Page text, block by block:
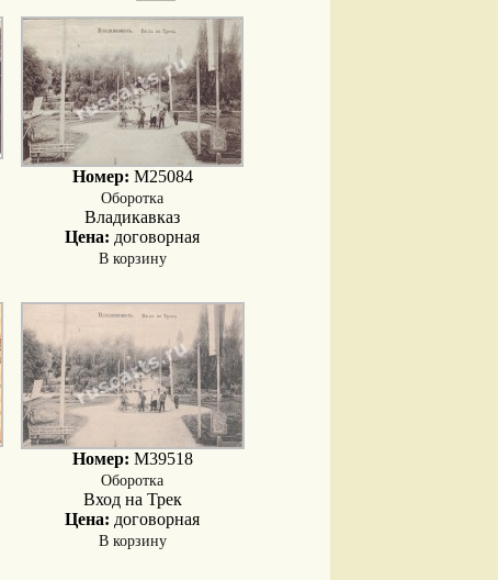
Номер: M25084
Оборотка
Владикавказ
Цена: договорная
В корзину
Номер: M39518
Оборотка
Вход на Трек
Цена: договорная
В корзину